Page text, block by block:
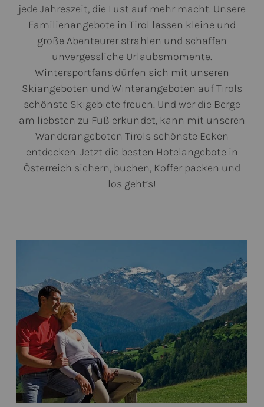
jede Jahreszeit, die Lust auf mehr macht. Unsere
Familienangebote in Tirol lassen kleine und
große Abenteurer strahlen und schaffen
unvergessliche Urlaubsmomente.
Wintersportfans dürfen sich mit unseren
Skiangeboten und Winterangeboten auf Tirols
schönste Skigebiete freuen. Und wer die Berge
am liebsten zu Fuß erkundet, kann mit unseren
Wanderangeboten Tirols schönste Ecken
entdecken. Jetzt die besten Hotelangebote in
Österreich sichern, buchen, Koffer packen und
los geht’s!